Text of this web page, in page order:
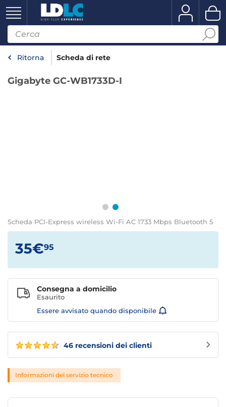
Ritorna Scheda di rete
Gigabyte GC-WB1733D-I
Scheda PCI-Express wireless Wi-Fi AC 1733 Mbps Bluetooth 5
46 recensioni dei clienti
35€95
Consegna a domicilio
Esaurito
Essere avvisato quando disponibile
Informazioni del servizio tecnico